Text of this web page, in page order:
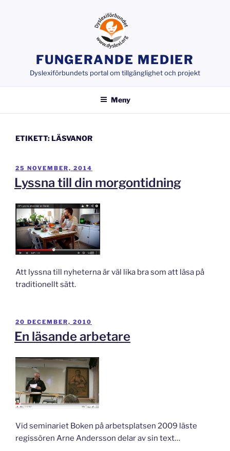
FUNGERANDE MEDIER
Dyslexiförbundets portal om tillgänglighet och projekt
Meny
ETIKETT:LÄSVANOR
PUBLICERAT
25 NOVEMBER, 2014
Lyssna till din morgontidning
Att lyssna till nyheterna är väl lika bra som att läsa på
traditionellt sätt.
PUBLICERAT
20 DECEMBER, 2010
En läsande arbetare
Vid seminariet Boken på arbetsplatsen 2009 läste
regissören Arne Andersson delar av sin text…